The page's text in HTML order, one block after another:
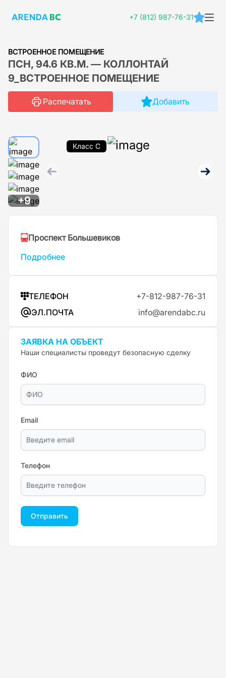
+7 (812) 987-76-31
ВСТРОЕННОЕ ПОМЕЩЕНИЕ
ПСН, 94.6 КВ.М. — КОЛЛОНТАЙ
9_ВСТРОЕННОЕ ПОМЕЩЕНИЕ
Распечатать Добавить
Класс C
+9
Проспект Большевиков
Подробнее
ТЕЛЕФОН
+7-812-987-76-31
ЭЛ.ПОЧТА
info@arendabc.ru
ЗАЯВКА НА ОБЪЕКТ
Наши специалисты проведут безопасную сделку
ФИО
Email
Телефон
Отправить